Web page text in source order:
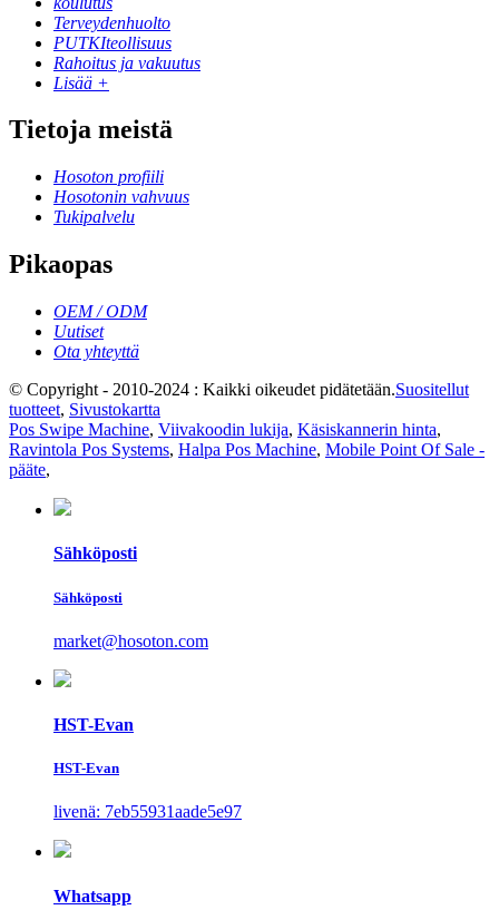
Terveydenhuolto
PUTKIteollisuus
Rahoitus ja vakuutus
Lisää +
Tietoja meistä
Hosoton profiili
Hosotonin vahvuus
Tukipalvelu
Pikaopas
OEM / ODM
Uutiset
Ota yhteyttä
© Copyright - 2010-2024 : Kaikki oikeudet pidätetään.Suositellut
tuotteet, Sivustokartta
Pos Swipe Machine, Viivakoodin lukija, Käsiskannerin hinta,
Ravintola Pos Systems, Halpa Pos Machine, Mobile Point Of Sale -
pääte,
Sähköposti
Sähköposti
market@hosoton.com
HST-Evan
HST-Evan
livenä: 7eb55931aade5e97
Whatsapp